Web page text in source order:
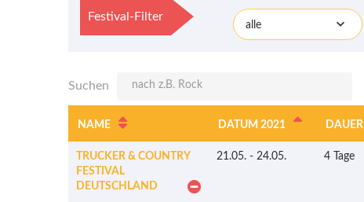
Festival-Filter
alle
Suchen
NAME DATUM 2021 DAUER
TRUCKER & COUNTRY
FESTIVAL
DEUTSCHLAND
21.05. - 24.05. 4 Tage